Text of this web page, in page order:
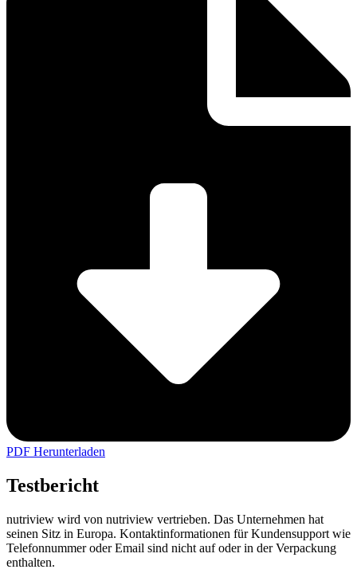
PDF Herunterladen
Testbericht
nutriview wird von nutriview vertrieben. Das Unternehmen hat
seinen Sitz in Europa. Kontaktinformationen für Kundensupport wie
Telefonnummer oder Email sind nicht auf oder in der Verpackung
enthalten.